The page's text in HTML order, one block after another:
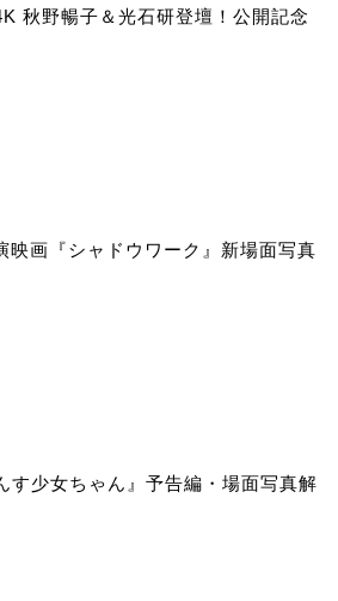
秋野暢子＆光石研登壇！公開記念
映画『シャドウワーク』新場面写真
す少女ちゃん』予告編・場面写真解